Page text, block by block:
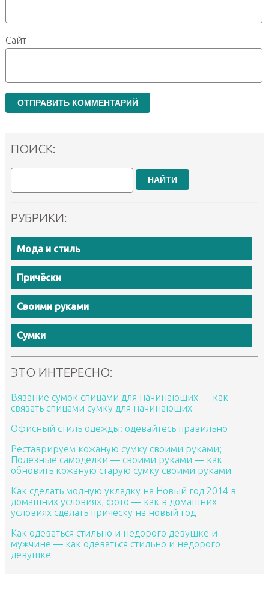
Сайт
ПОИСК:
НАЙТИ
РУБРИКИ:
Мода и стиль
Причёски
Своими руками
Сумки
ЭТО ИНТЕРЕСНО:
Вязание сумок спицами для начинающих — как
связать спицами сумку для начинающих
Офисный стиль одежды: одевайтесь правильно
Реставрируем кожаную сумку своими руками;
Полезные самоделки — своими руками — как
обновить кожаную старую сумку своими руками
Как сделать модную укладку на Новый год 2014 в
домашних условиях, фото — как в домашних
условиях сделать прическу на новый год
Как одеваться стильно и недорого девушке и
мужчине — как одеваться стильно и недорого
девушке